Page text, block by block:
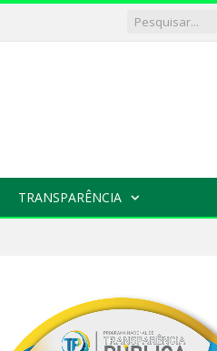
TRANSPARÊNCIA